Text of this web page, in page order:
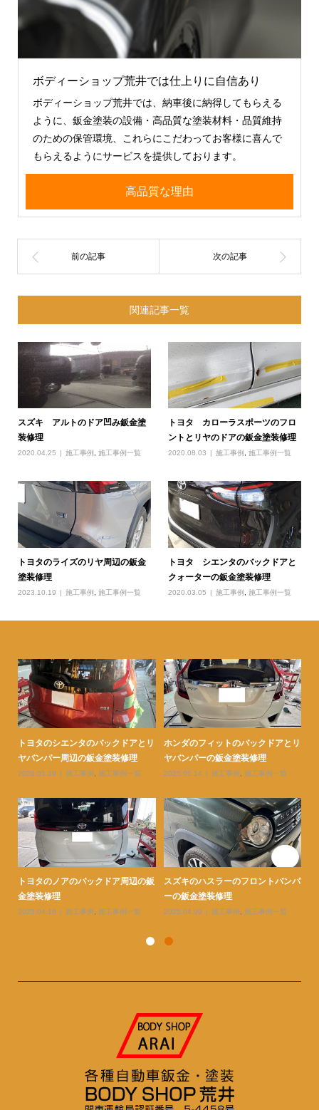
ボディーショップ荒井では仕上りに自信あり
ボディーショップ荒井では、納車後に納得してもらえる
ように、鈑金塗装の設備・高品質な塗装材料・品質維持
のための保管環境、これらにこだわってお客様に喜んで
もらえるようにサービスを提供しております。
高品質な理由
関連記事一覧
スズキ アルトのドア凹み鈑金塗
装修理
2020.04.25 施工事例 , 施工事例一覧
トヨタ カローラスポーツのフロ
ントとリヤのドアの鈑金塗装修理
2020.08.03 施工事例 ,施工事例一覧
トヨタのライズのリヤ周辺の鈑金
塗装修理
2023.10.19 施工事例 施工事例一覧
トヨタ シエンタのバックドアと
クォーターの鈑金塗装修理
2020.03.05 施工事例 ,施工事例一覧
トヨタのレクサスのフロントフェン
ダーの鈑金塗装修理
2026.03.19 施工事例 施工事例一覧
トヨタのヴォクシーの右リヤフェン
ダーの鈑金塗装修理
2026.03.13 施工事例 施工事例一覧
トヨタのシエンタの右リヤクォータ
ーとリヤドアと足周りの鈑金塗...
2026.02.26 施工事例 , 施工事例一覧
トヨタのアクアの右フロントフェン
ダーとバンパーとボンネットの...
2026.02.26 施工事例 , 施工事例一覧